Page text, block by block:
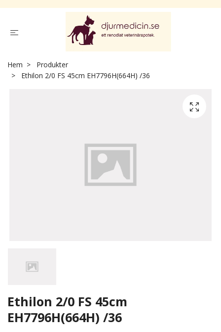
Hem
Produkter
Ethilon 2/0 FS 45cm EH7796H(664H) /36
Ethilon 2/0 FS 45cm
EH7796H(664H) /36